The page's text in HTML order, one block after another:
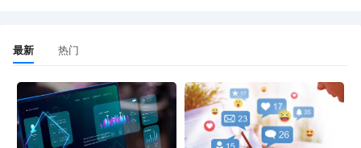
升效率的途径，卖家可以借助这些工具更好地适应跨境电商市场的
将有助于跨境电商从业者在竞争激烈的市场中占据优势。
最新 热门